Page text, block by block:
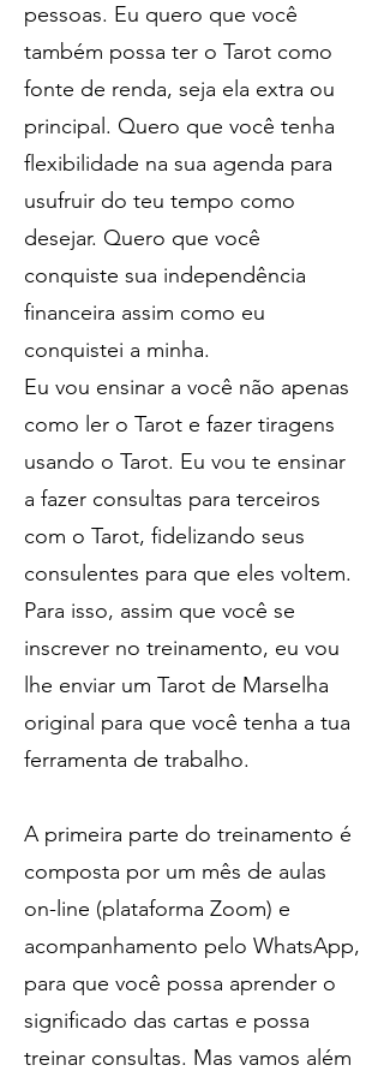
pessoas. Eu quero que você
também possa ter o Tarot como
fonte de renda, seja ela extra ou
principal. Quero que você tenha
flexibilidade na sua agenda para
usufruir do teu tempo como
desejar. Quero que você
conquiste sua independência
financeira assim como eu
conquistei a minha.
Eu vou ensinar a você não apenas
como ler o Tarot e fazer tiragens
usando o Tarot. Eu vou te ensinar
a fazer consultas para terceiros
com o Tarot, fidelizando seus
consulentes para que eles voltem.
Para isso, assim que você se
inscrever no treinamento, eu vou
lhe enviar um Tarot de Marselha
original para que você tenha a tua
ferramenta de trabalho.
A primeira parte do treinamento é
composta por um mês de aulas
on-line (plataforma Zoom) e
acompanhamento pelo WhatsApp,
para que você possa aprender o
significado das cartas e possa
treinar consultas. Mas vamos além